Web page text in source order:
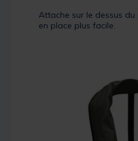
Attache sur le dessus
en place plus facile.